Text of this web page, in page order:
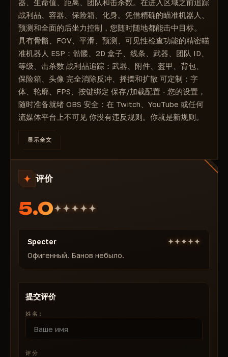
杀
隐藏人工智能
人工智能名称
人工智能水平
老板
球员类型
展示你的团队
能见度检查
信息管理系统
战利品展示
集装箱展示
物品距离
武器
装甲
恢复
尸体
战利品容器
阿凡达
器、生命值、距离、团队和击杀数。在进入区域之前追踪
战利品、容器、保险箱、化身。凭借精确的瞄准机器人、
预测和全面的后坐力控制，您随时随地都能击中目标。
具有骨骼、FOV、平滑、预测、可见性检查功能的精密瞄
准机器人 ESP：骷髅、2D 盒子、线条、武器、团队 ID、
等级、击杀数 战利品追踪：武器、附件、盔甲、背包、
保险箱、头像 完全消除反冲、摇摆和扩散 可定制：字
体、轮廓、FPS、按键绑定 保存/加载配置 - 您的设置，
随时准备就绪 OBS 安全：在 Twitch、YouTube 或任何
流媒体平台上不可见 你没有违反规则。你就是新规则。
显示全文
评价
5.0
Specter
Офигенный. Банов небыло.
提交评价
姓名:
评分